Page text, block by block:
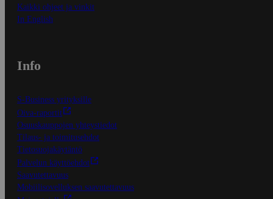
Kaikki ohjeet ja vinkit
In English
Info
S-Business yrityksille
Oiva-raportit
Osuuskauppojen yhteystiedot
Tilaus- ja toimitusehdot
Tietosuojakäytäntö
Palvelun käyttöehdot
Saavutettavuus
Mobiilisovelluksen saavutettavuus